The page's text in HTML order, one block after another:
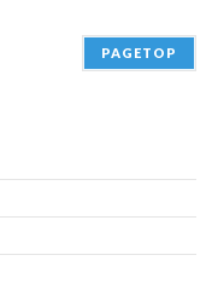
PAGETOP